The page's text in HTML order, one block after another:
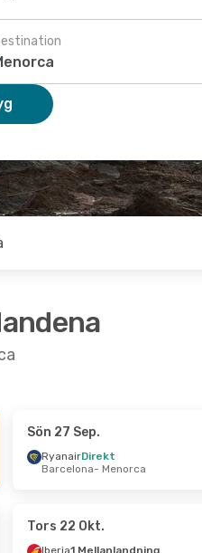
- Ons 2 Sep.
Sön 27 Sep.
RyanairDirekt
Barcelona- Menorca
Tors 22 Okt.
Iberia1 Mellanlandning